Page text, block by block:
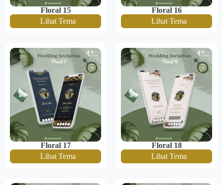
Floral 15
Lihat Tema
Floral 16
Lihat Tema
Floral 17
Lihat Tema
Floral 18
Lihat Tema